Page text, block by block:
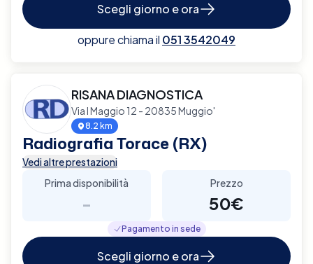
Scegli giorno e ora
oppure chiama il 051 3542049
RISANA DIAGNOSTICA
Via I Maggio 12 - 20835 Muggio'
8.2 km
Radiografia Torace (RX)
Vedi altre prestazioni
Prima disponibilità
-
Prezzo
50€
Pagamento in sede
Scegli giorno e ora